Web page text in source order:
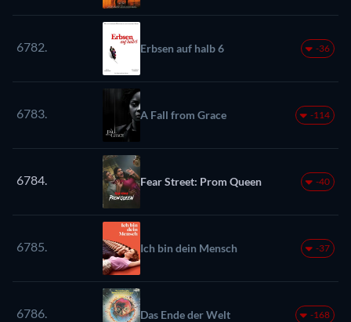
6782. Erbsen auf halb 6 -36
6783. A Fall from Grace -114
6784. Fear Street: Prom Queen -40
6785. Ich bin dein Mensch -37
6786. Das Ende der Welt -168